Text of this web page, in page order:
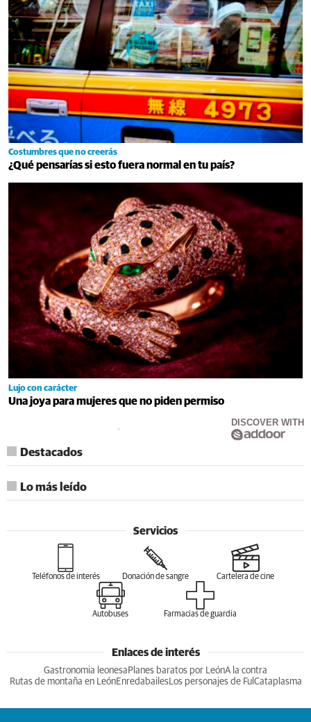
Costumbres que no creerás
¿Qué pensarías si esto fuera normal en tu país?
Lujo con carácter
Una joya para mujeres que no piden permiso
DISCOVER WITH
Destacados
Lo más leído
Servicios
Teléfonos de interés Donación de sangre Cartelera de cine
Autobuses Farmacias de guardia
Enlaces de interés
Gastronomia leonesa Planes baratos por LeónA la contra
Rutas de montaña en LeónEnredabailesLos personajes de Ful Cataplasma